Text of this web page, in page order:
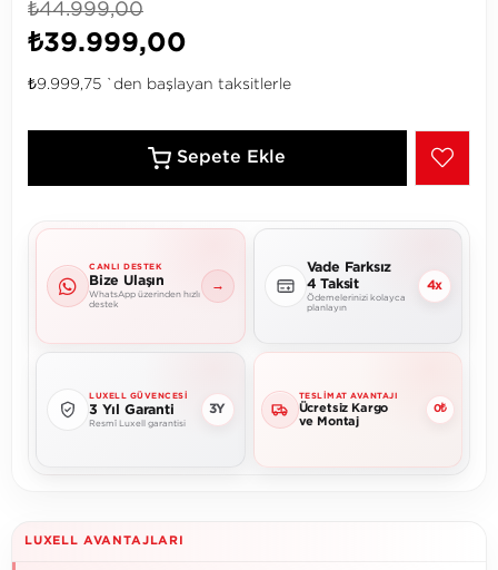
₺44.999,00
₺39.999,00
₺9.999,75 `den başlayan taksitlerle
CANLI DESTEK
Bize Ulaşın
WhatsApp üzerinden hızlı
destek
→
Vade Farksız
4 Taksit
Ödemelerinizi kolayca
planlayın
4x
LUXELL GÜVENCESI
3 Yıl Garanti
Resmî Luxell garantisi
3Y
TESLIMAT AVANTAJI
Ücretsiz Kargo
ve Montaj
0₺
LUXELL AVANTAJLARI